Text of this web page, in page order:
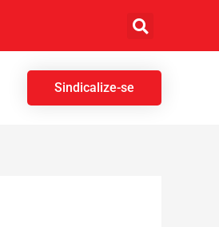
Sindicalize-se